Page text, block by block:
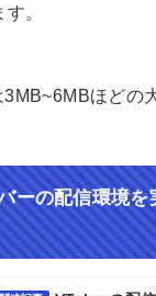
。
ほどの
ーの配信環境を